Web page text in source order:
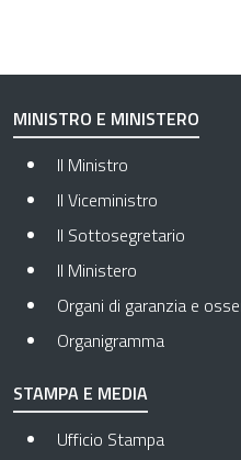
MINISTRO E MINISTERO
Il Ministro
Il Viceministro
Il Sottosegretario
Il Ministero
Organi di garanzia e
Organigramma
STAMPA E MEDIA
Ufficio Stampa